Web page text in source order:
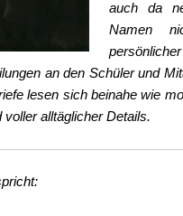
auch da
Namen
an den Schüler und
lesen sich beinahe wie
alltäglicher Details.